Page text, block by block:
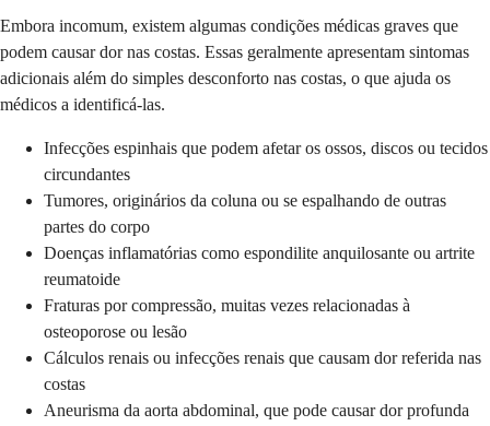
Embora incomum, existem algumas condições médicas graves que
podem causar dor nas costas. Essas geralmente apresentam sintomas
adicionais além do simples desconforto nas costas, o que ajuda os
médicos a identificá-las.
Infecções espinhais que podem afetar os ossos, discos ou tecidos
circundantes
Tumores, originários da coluna ou se espalhando de outras
partes do corpo
Doenças inflamatórias como espondilite anquilosante ou artrite
reumatoide
Fraturas por compressão, muitas vezes relacionadas à
osteoporose ou lesão
Cálculos renais ou infecções renais que causam dor referida nas
costas
Aneurisma da aorta abdominal, que pode causar dor profunda